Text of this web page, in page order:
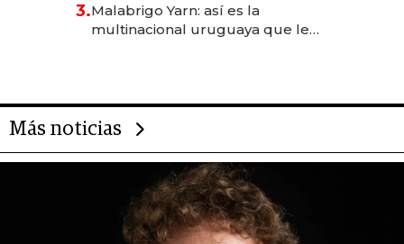
anticipación y prepara apertura
3.Malabrigo Yarn: así es la
multinacional uruguaya que le
Más noticias